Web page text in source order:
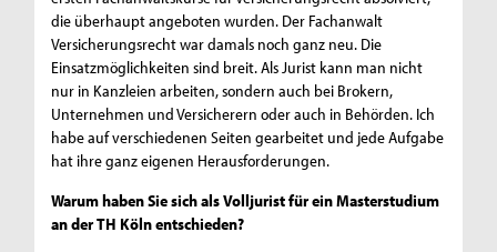
die überhaupt angeboten wurden. Der Fachanwalt
Versicherungsrecht war damals noch ganz neu. Die
Einsatzmöglichkeiten sind breit. Als Jurist kann man nicht
nur in Kanzleien arbeiten, sondern auch bei Brokern,
Unternehmen und Versicherern oder auch in Behörden. Ich
habe auf verschiedenen Seiten gearbeitet und jede Aufgabe
hat ihre ganz eigenen Herausforderungen.
Warum haben Sie sich als Volljurist für ein Masterstudium
an der TH Köln entschieden?